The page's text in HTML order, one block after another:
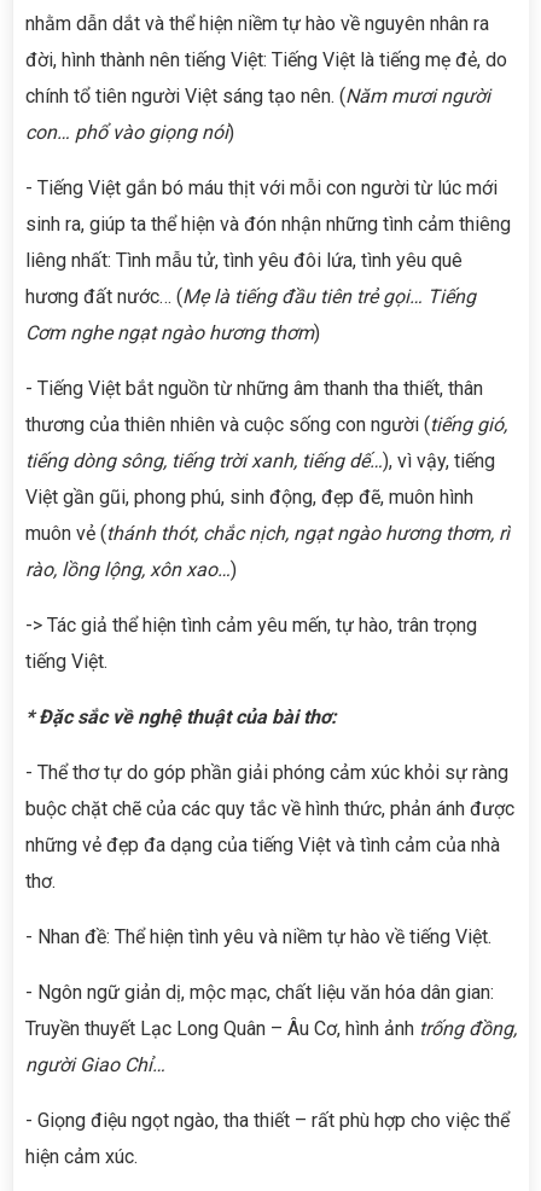
nhằm dẫn dắt và thể hiện niềm tự hào về nguyên nhân ra
đời, hình thành nên tiếng Việt: Tiếng Việt là tiếng mẹ đẻ, do
chính tổ tiên người Việt sáng tạo nên. (Năm mươi người
con… phổ vào giọng nói)
- Tiếng Việt gắn bó máu thịt với mỗi con người từ lúc mới
sinh ra, giúp ta thể hiện và đón nhận những tình cảm thiêng
liêng nhất: Tình mẫu tử, tình yêu đôi lứa, tình yêu quê
hương đất nước… (Mẹ là tiếng đầu tiên trẻ gọi… Tiếng
Cơm nghe ngạt ngào hương thơm)
- Tiếng Việt bắt nguồn từ những âm thanh tha thiết, thân
thương của thiên nhiên và cuộc sống con người (tiếng gió,
tiếng dòng sông, tiếng trời xanh, tiếng dế…), vì vậy, tiếng
Việt gần gũi, phong phú, sinh động, đẹp đẽ, muôn hình
muôn vẻ (thánh thót, chắc nịch, ngạt ngào hương thơm, rì
rào, lồng lộng, xôn xao…)
-> Tác giả thể hiện tình cảm yêu mến, tự hào, trân trọng
tiếng Việt.
* Đặc sắc về nghệ thuật của bài thơ:
- Thể thơ tự do góp phần giải phóng cảm xúc khỏi sự ràng
buộc chặt chẽ của các quy tắc về hình thức, phản ánh được
những vẻ đẹp đa dạng của tiếng Việt và tình cảm của nhà
thơ.
- Nhan đề: Thể hiện tình yêu và niềm tự hào về tiếng Việt.
- Ngôn ngữ giản dị, mộc mạc, chất liệu văn hóa dân gian:
Truyền thuyết Lạc Long Quân – Âu Cơ, hình ảnh trống đồng,
người Giao Chỉ…
- Giọng điệu ngọt ngào, tha thiết – rất phù hợp cho việc thể
hiện cảm xúc.